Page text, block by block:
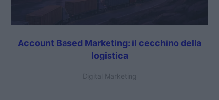
Account Based Marketing: il cecchino della
logistica
Digital Marketing